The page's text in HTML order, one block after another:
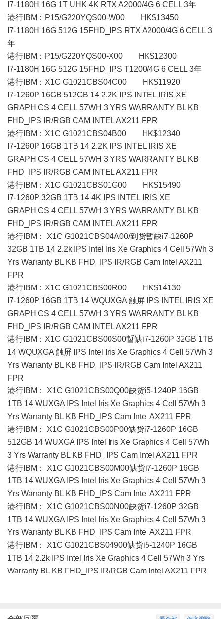
I7-1180H 16G 1T UHK 4K RTX A2000/4G 6 CELL 3年
港行IBM：P15/G220YQS00-W00 HK$13450
I7-1180H 16G 512G 15FHD_IPS RTX A2000/4G 6 CELL 3
年
港行IBM：P15/G220YQS00-X00 HK$12300
I7-1180H 16G 512G 15FHD_IPS T1200/4G 6 CELL 3年
港行IBM：X1C G1021CBS04C00 HK$11920
I7-1260P 16GB 512GB 14 2.2K IPS INTEL IRIS XE
GRAPHICS 4 CELL 57WH 3 YRS WARRANTY BL KB
FHD_IPS IR/RGB CAM INTEL AX211 FPR
港行IBM：X1C G1021CBS04B00 HK$12340
I7-1260P 16GB 1TB 14 2.2K IPS INTEL IRIS XE
GRAPHICS 4 CELL 57WH 3 YRS WARRANTY BL KB
FHD_IPS IR/RGB CAM INTEL AX211 FPR
港行IBM：X1C G1021CBS01G00 HK$15490
I7-1260P 32GB 1TB 14 4K IPS INTEL IRIS XE
GRAPHICS 4 CELL 57WH 3 YRS WARRANTY BL KB
FHD_IPS IR/RGB CAM INTEL AX211 FPR
港行IBM： X1C G1021CBS04A00/到货暫缺i7-1260P
32GB 1TB 14 2.2k IPS Intel Iris Xe Graphics 4 Cell 57Wh 3
Yrs Warranty BL KB FHD_IPS IR/RGB Cam Intel AX211
FPR
港行IBM：X1C G1021CBS00R00 HK$14130
I7-1260P 16GB 1TB 14 WQUXGA 触屏 IPS INTEL IRIS XE
GRAPHICS 4 CELL 57WH 3 YRS WARRANTY BL KB
FHD_IPS IR/RGB CAM INTEL AX211 FPR
港行IBM：X1C G1021CBS00S00暫缺i7-1260P 32GB 1TB
14 WQUXGA 触屏 IPS Intel Iris Xe Graphics 4 Cell 57Wh 3
Yrs Warranty BL KB FHD_IPS IR/RGB Cam Intel AX211
FPR
港行IBM： X1C G1021CBS00Q00缺货i5-1240P 16GB
1TB 14 WUXGA IPS Intel Iris Xe Graphics 4 Cell 57Wh 3
Yrs Warranty BL KB FHD_IPS Cam Intel AX211 FPR
港行IBM： X1C G1021CBS00P00缺货i7-1260P 16GB
512GB 14 WUXGA IPS Intel Iris Xe Graphics 4 Cell 57Wh
3 Yrs Warranty BL KB FHD_IPS Cam Intel AX211 FPR
港行IBM： X1C G1021CBS00M00缺货i7-1260P 16GB
1TB 14 WUXGA IPS Intel Iris Xe Graphics 4 Cell 57Wh 3
Yrs Warranty BL KB FHD_IPS Cam Intel AX211 FPR
港行IBM： X1C G1021CBS00N00缺货i7-1260P 32GB
1TB 14 WUXGA IPS Intel Iris Xe Graphics 4 Cell 57Wh 3
Yrs Warranty BL KB FHD_IPS Cam Intel AX211 FPR
港行IBM： X1C G1021CBS04900缺货i5-1240P 16GB
1TB 14 2.2k IPS Intel Iris Xe Graphics 4 Cell 57Wh 3 Yrs
Warranty BL KB FHD_IPS IR/RGB Cam Intel AX211 FPR